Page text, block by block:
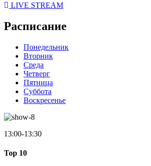
LIVE STREAM
Расписание
Понедельник
Вторник
Среда
Четверг
Пятница
Суббота
Воскресенье
13:00-13:30
Top 10